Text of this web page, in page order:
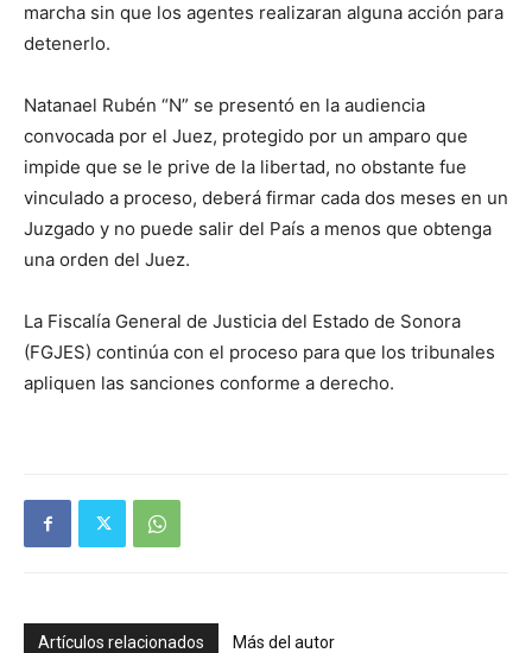
marcha sin que los agentes realizaran alguna acción para
detenerlo.
Natanael Rubén “N” se presentó en la audiencia
convocada por el Juez, protegido por un amparo que
impide que se le prive de la libertad, no obstante fue
vinculado a proceso, deberá firmar cada dos meses en un
Juzgado y no puede salir del País a menos que obtenga
una orden del Juez.
La Fiscalía General de Justicia del Estado de Sonora
(FGJES) continúa con el proceso para que los tribunales
apliquen las sanciones conforme a derecho.
Artículos relacionados Más del autor